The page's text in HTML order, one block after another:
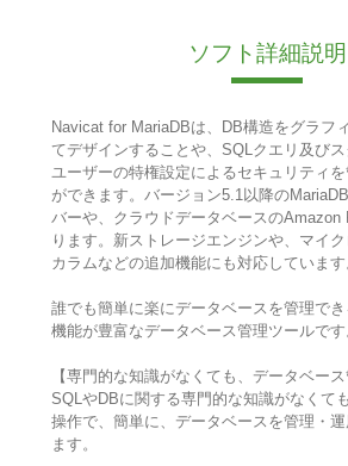
ソフト詳細説明
Navicat for MariaDBは、DB構造をグラフ
てデザインすることや、SQLクエリ及びス
ユーザーの特権設定によるセキュリティ
ができます。バージョン5.1以降の
バーや、クラウドデータベースのAmazon
ります。新ストレージエンジンや、マイ
カラムなどの追加機能にも対応しています
誰でも簡単に楽にデータベースを管理で
機能が豊富なデータベース管理ツールです
【専門的な知識がなくても、データベース
SQLやDBに関する専門的な知識がなくて
操作で、簡単に、データベースを管理・
ます。